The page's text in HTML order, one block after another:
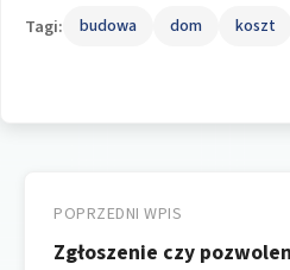
Tagi: budowa dom koszt
wpisu
POPRZEDNI WPIS
Zgłoszenie czy